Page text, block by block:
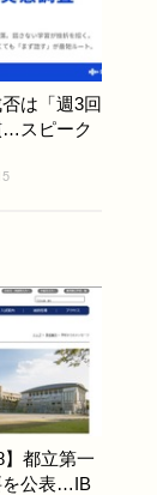
は「週3回
…スピーク
】都立第一
を公表…IB